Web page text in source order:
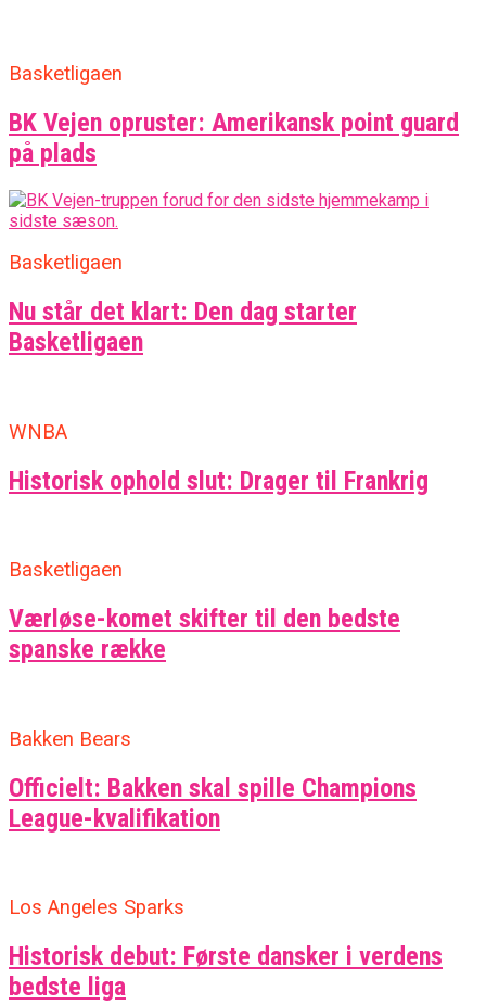
Basketligaen
BK Vejen opruster: Amerikansk point guard
på plads
Basketligaen
Nu står det klart: Den dag starter
Basketligaen
WNBA
Historisk ophold slut: Drager til Frankrig
Basketligaen
Værløse-komet skifter til den bedste
spanske række
Bakken Bears
Officielt: Bakken skal spille Champions
League-kvalifikation
Los Angeles Sparks
Historisk debut: Første dansker i verdens
bedste liga